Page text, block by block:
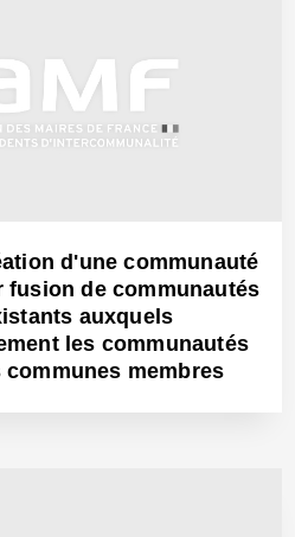
d'une communauté
fusion de communautés
auxquels
les communautés
membres